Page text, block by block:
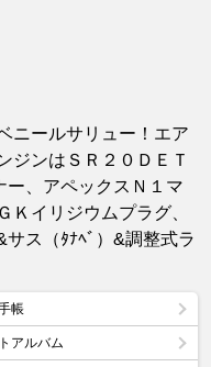
ニールサリュー！エア
ジンはＳＲ２０ＤＥＴ
、アペックスＮ１マ
Ｋイリジウムプラグ、
サス（ﾀﾅﾍﾞ）&調整式ラ
帳
アルバム